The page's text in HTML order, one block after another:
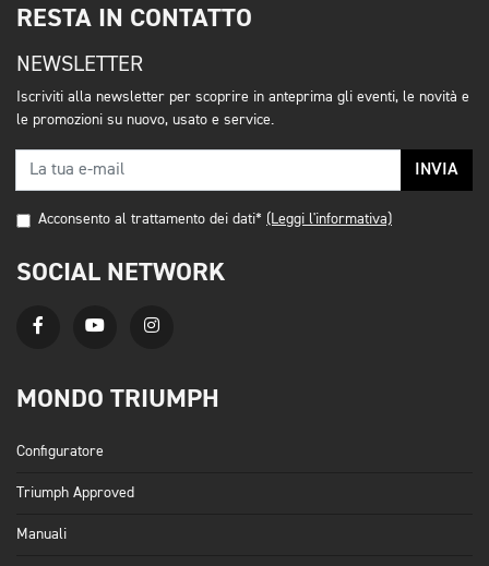
RESTA IN CONTATTO
NEWSLETTER
Iscriviti alla newsletter per scoprire in anteprima gli eventi, le novità e
le promozioni su nuovo, usato e service.
INVIA
Acconsento al trattamento dei dati* (Leggi l'informativa)
SOCIAL NETWORK
MONDO TRIUMPH
Configuratore
Triumph Approved
Manuali